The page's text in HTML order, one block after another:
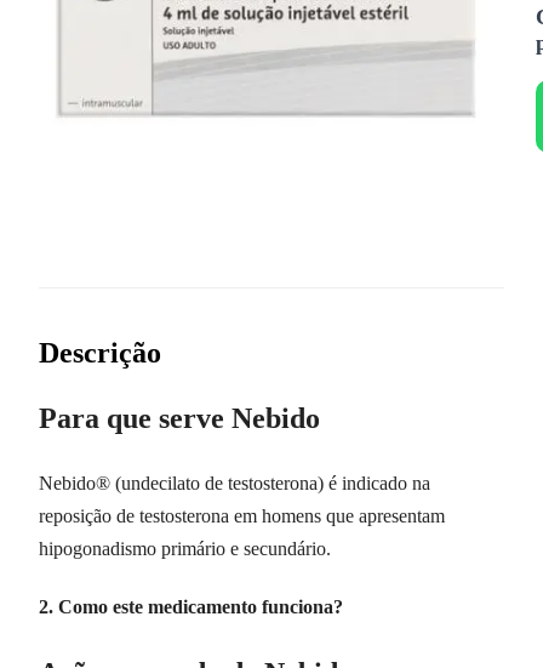
Descrição
Para que serve Nebido
Nebido® (undecilato de testosterona) é indicado na
reposição de testosterona em homens que apresentam
hipogonadismo primário e secundário.
2. Como este medicamento funciona?